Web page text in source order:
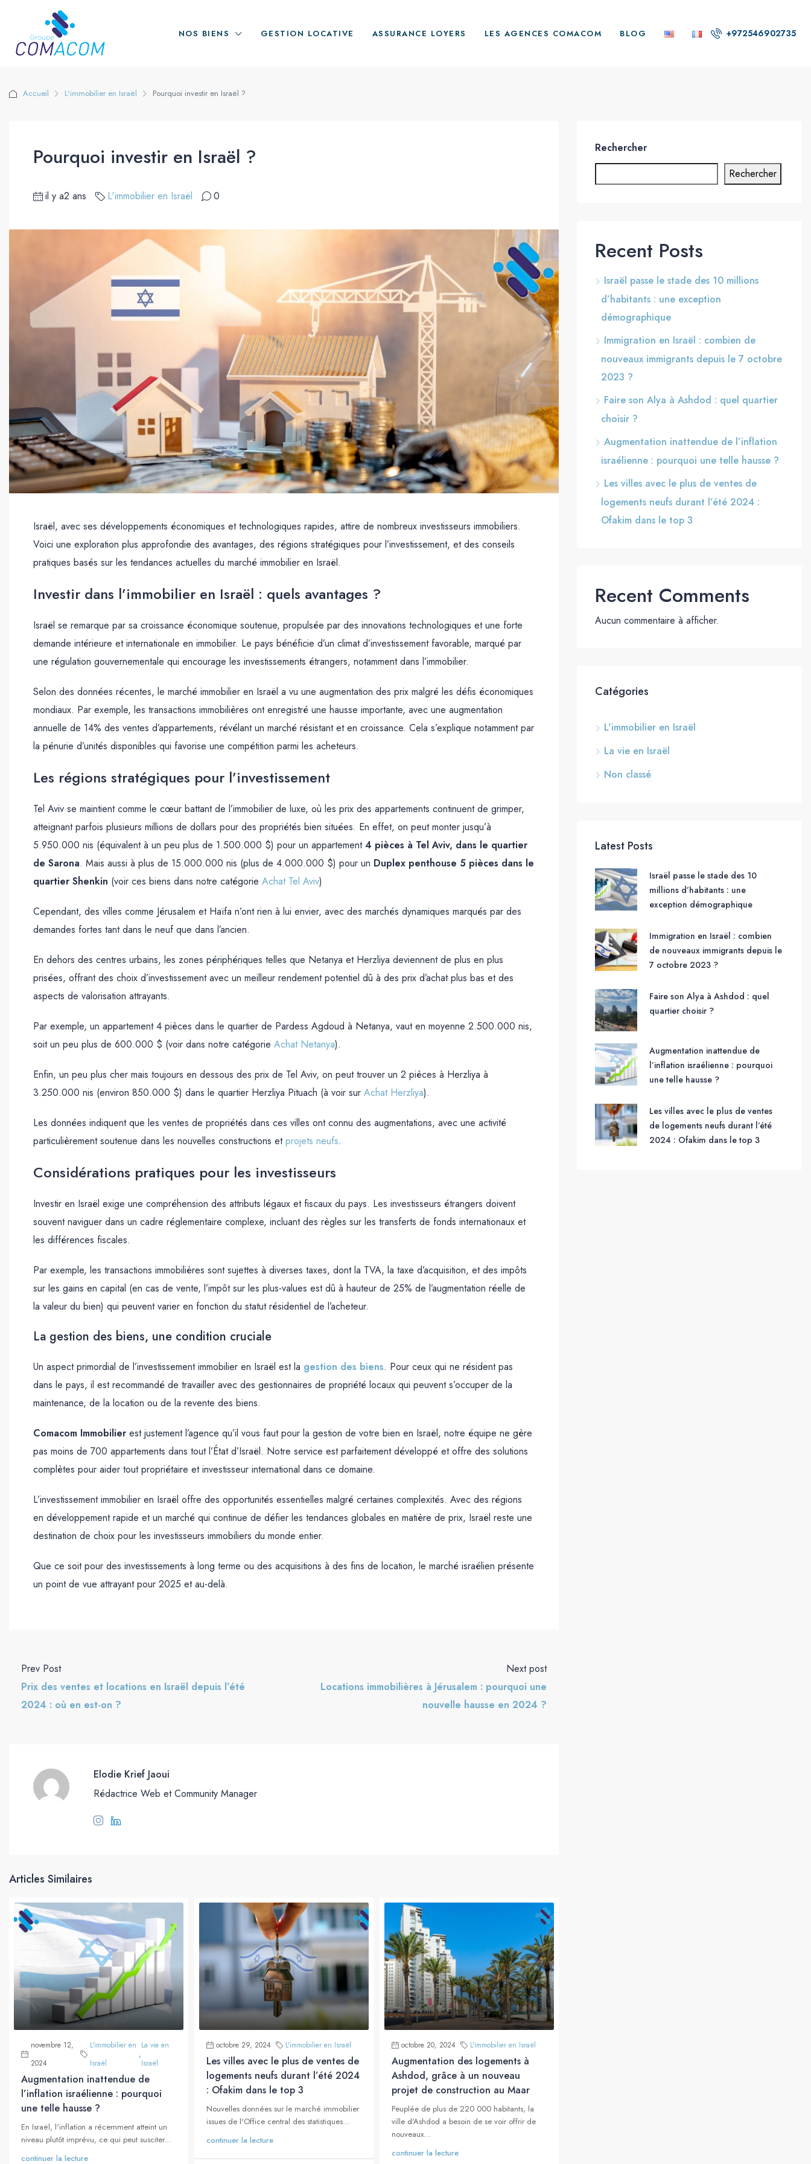
NOS BIENS GESTION LOCATIVE ASSURANCE LOYERS LES AGENCES COMACOM BLOG +972546902735
Accueil L'immobilier en Israël Pourquoi investir en Israël ?
Pourquoi investir en Israël ?
il y a2 ans L'immobilier en Israël 0
Israël, avec ses développements économiques et technologiques rapides, attire de nombreux investisseurs immobiliers.
Voici une exploration plus approfondie des avantages, des régions stratégiques pour l’investissement, et des conseils
pratiques basés sur les tendances actuelles du marché immobilier en Israël.
Investir dans l’immobilier en Israël : quels avantages ?
Israël se remarque par sa croissance économique soutenue, propulsée par des innovations technologiques et une forte
demande intérieure et internationale en immobilier. Le pays bénéficie d’un climat d’investissement favorable, marqué par
une régulation gouvernementale qui encourage les investissements étrangers, notamment dans l’immobilier.
Selon des données récentes, le marché immobilier en Israël a vu une augmentation des prix malgré les défis économiques
mondiaux. Par exemple, les transactions immobilières ont enregistré une hausse importante, avec une augmentation
annuelle de 14% des ventes d’appartements, révélant un marché résistant et en croissance. Cela s’explique notamment par
la pénurie d’unités disponibles qui favorise une compétition parmi les acheteurs.
Les régions stratégiques pour l’investissement
Tel Aviv se maintient comme le cœur battant de l’immobilier de luxe, où les prix des appartements continuent de grimper,
atteignant parfois plusieurs millions de dollars pour des propriétés bien situées. En effet, on peut monter jusqu’à
5.950.000 nis (équivalent à un peu plus de 1.500.000 $) pour un appartement4 pièces à Tel Aviv, dans le quartier
de Sarona. Mais aussi à plus de 15.000.000 nis (plus de 4.000.000 $) pour un Duplex penthouse 5 pièces dans le
quartier Shenkin (voir ces biens dans notre catégorie Achat Tel Aviv)
Cependant, des villes comme Jérusalem et Haïfa n’ont rien à lui envier, avec des marchés dynamiques marqués par des
demandes fortes tant dans le neuf que dans l’ancien.
En dehors des centres urbains, les zones périphériques telles que Netanya et Herzliya deviennent de plus en plus
prisées, offrant des choix d’investissement avec un meilleur rendement potentiel dû à des prix d’achat plus bas et des
aspects de valorisation attrayants.
Par exemple, un appartement 4 pièces dans le quartier de Pardess Agdoud à Netanya, vaut en moyenne 2.500.000 nis,
soit un peu plus de 600.000 $ (voir dans notre catégorie Achat Netanya).
Enfin, un peu plus cher mais toujours en dessous des prix de Tel Aviv, on peut trouver un 2 pièces à Herzliya à
3.250.000 nis (environ 850.000 $) dans le quartier Herzliya Pituach (à voir sur Achat Herzliya).
Les données indiquent que les ventes de propriétés dans ces villes ont connu des augmentations, avec une activité
particulièrement soutenue dans les nouvelles constructions etprojets neufs.
Considérations pratiques pour les investisseurs
Investir en Israël exige une compréhension des attributs légaux et fiscaux du pays. Les investisseurs étrangers doivent
souvent naviguer dans un cadre réglementaire complexe, incluant des règles sur les transferts de fonds internationaux et
les différences fiscales.
Par exemple, les transactions immobilières sont sujettes à diverses taxes, dont la TVA, la taxe d’acquisition, et des impôts
sur les gains en capital (en cas de vente, l’impôt sur les plus-values ​​est dû à hauteur de 25% de l’augmentation réelle de
la valeur du bien) qui peuvent varier en fonction du statut résidentiel de l’acheteur.
La gestion des biens, une condition cruciale
Un aspect primordial de l’investissement immobilier en Israël est la gestion des biens. Pour ceux qui ne résident pas
dans le pays, il est recommandé de travailler avec des gestionnaires de propriété locaux qui peuvent s’occuper de la
maintenance, de la location ou de la revente des biens.
Comacom Immobilier est justement l’agence qu’il vous faut pour la gestion de votre bien en Israël, notre équipe ne gère
pas moins de 700 appartements dans tout l’État d’Israël. Notre service est parfaitement développé et offre des solutions
complètes pour aider tout propriétaire et investisseur international dans ce domaine.
L’investissement immobilier en Israël offre des opportunités essentielles malgré certaines complexités. Avec des régions
en développement rapide et un marché qui continue de défier les tendances globales en matière de prix, Israël reste une
destination de choix pour les investisseurs immobiliers du monde entier.
Que ce soit pour des investissements à long terme ou des acquisitions à des fins de location, le marché israélien présente
un point de vue attrayant pour 2025 et au-delà.
Prev Post
Prix des ventes et locations en Israël depuis l’été
2024 : où en est-on ?
Next post
Locations immobilières à Jérusalem : pourquoi une
nouvelle hausse en 2024 ?
Elodie Krief Jaoui
Rédactrice Web et Community Manager
Articles Similaires
novembre 12,
2024
L'immobilier en
Israël
,
La vie en
Israël
Augmentation inattendue de
l’inflation israélienne : pourquoi
une telle hausse ?
En Israël, l'inflation a récemment atteint un
niveau plutôt imprévu, ce qui peut susciter...
continuer la lecture
octobre 29, 2024 L'immobilier en Israël
Les villes avec le plus de ventes de
logements neufs durant l’été 2024
: Ofakim dans le top 3
Nouvelles données sur le marché immobilier
issues de l'Office central des statistiques...
continuer la lecture
octobre 20, 2024 L'immobilier en Israël
Augmentation des logements à
Ashdod, grâce à un nouveau
projet de construction au Maar
Peuplée de plus de 220 000 habitants, la
ville d'Ashdod a besoin de se voir offrir de
nouveaux...
continuer la lecture
Rechercher
Rechercher
Recent Posts
Israël passe le stade des 10 millions
d’habitants : une exception
démographique
Immigration en Israël : combien de
nouveaux immigrants depuis le 7 octobre
2023 ?
Faire son Alya à Ashdod : quel quartier
choisir ?
Augmentation inattendue de l’inflation
israélienne : pourquoi une telle hausse ?
Les villes avec le plus de ventes de
logements neufs durant l’été 2024 :
Ofakim dans le top 3
Recent Comments
Aucun commentaire à afficher.
Catégories
L'immobilier en Israël
La vie en Israël
Non classé
Latest Posts
Israël passe le stade des 10
millions d’habitants : une
exception démographique
Immigration en Israël : combien
de nouveaux immigrants depuis le
7 octobre 2023 ?
Faire son Alya à Ashdod : quel
quartier choisir ?
Augmentation inattendue de
l’inflation israélienne : pourquoi
une telle hausse ?
Les villes avec le plus de ventes
de logements neufs durant l’été
2024 : Ofakim dans le top 3